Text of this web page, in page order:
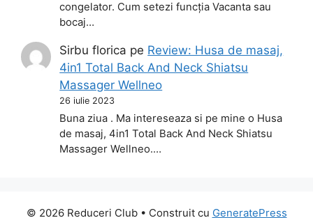
congelator. Cum setezi funcția Vacanta sau
bocaj…
Sirbu florica pe Review: Husa de masaj,
4in1 Total Back And Neck Shiatsu
Massager Wellneo
26 iulie 2023
Buna ziua . Ma intereseaza si pe mine o Husa
de masaj, 4in1 Total Back And Neck Shiatsu
Massager Wellneo.…
© 2026 Reduceri Club• Construit cu GeneratePress